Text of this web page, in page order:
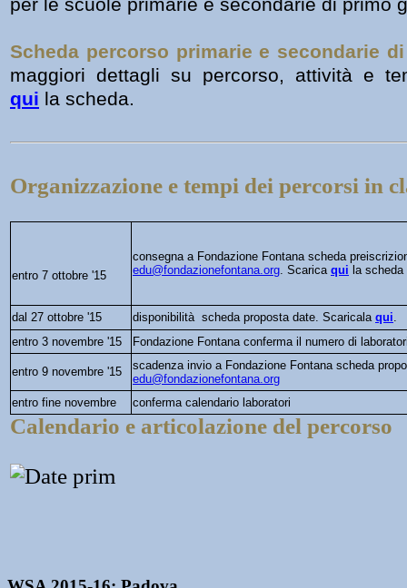
Scheda percorso primarie e secondarie
maggiori dettagli su percorso, attività e
qui la scheda.
Organizzazione e tempi dei percorsi in
entro 7 ottobre '15
consegna a Fondazione Fontana scheda
edu@fondazionefontana.org. Scarica qui la
dal 27 ottobre '15 disponibilità scheda proposta date. Scaricala qui.
entro 3 novembre '15
Fondazione Fontana conferma il numero di
entro 9 novembre '15
scadenza invio a Fondazione Fontana scheda
edu@fondazionefontana.org
entro fine novembre
conferma calendario laboratori
Calendario e articolazione del percorso